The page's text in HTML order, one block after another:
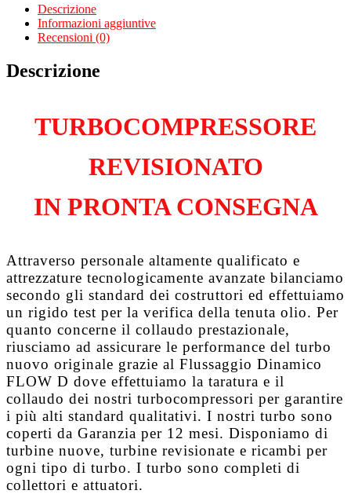
E60
520d
M47N204D5
quantità
Descrizione
Informazioni aggiuntive
Recensioni (0)
Descrizione
TURBOCOMPRESSORE
REVISIONATO
IN PRONTA CONSEGNA
Attraverso personale altamente qualificato e
attrezzature tecnologicamente avanzate bilanciamo
secondo gli standard dei costruttori ed effettuiamo
un rigido test per la verifica della tenuta olio. Per
quanto concerne il collaudo prestazionale,
riusciamo ad assicurare le performance del turbo
nuovo originale grazie al Flussaggio Dinamico
FLOW D dove effettuiamo la taratura e il
collaudo dei nostri turbocompressori per garantire
i più alti standard qualitativi. I nostri turbo sono
coperti da Garanzia per 12 mesi. Disponiamo di
turbine nuove, turbine revisionate e ricambi per
ogni tipo di turbo. I turbo sono completi di
collettori e attuatori.